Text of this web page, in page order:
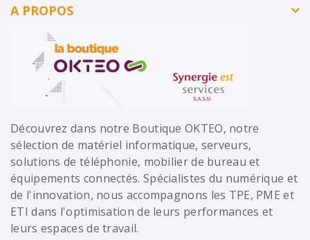
A PROPOS
Découvrez dans notre Boutique OKTEO, notre
sélection de matériel informatique, serveurs,
solutions de téléphonie, mobilier de bureau et
équipements connectés. Spécialistes du numérique et
de l'innovation, nous accompagnons les TPE, PME et
ETI dans l'optimisation de leurs performances et
leurs espaces de travail.